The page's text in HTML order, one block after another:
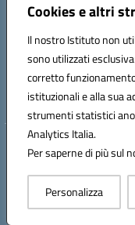
Cookies e altri
Il nostro Istituto non
sono utilizzati
corretto
istituzionali e alla sua
strumenti statistici
Analytics Italia.
Per saperne di più sul
Personalizza
Indirizzo:Via Selicato, 1
Posta elettronica
Codice fiscale:
Codice meccanografico:
Hosting &
Concept